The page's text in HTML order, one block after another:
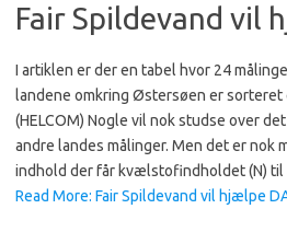
Fair Spildevand vil
I artiklen er der en tabel hvor 24
landene omkring Østersøen er
(HELCOM) Nogle vil nok studse over
andre landes målinger. Men det er nok
indhold der får kvælstofindholdet (N)
Read More: Fair Spildevand vil hjælpe